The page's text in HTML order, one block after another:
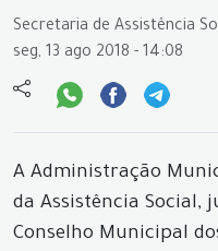
Secretaria de Assistência
seg, 13 ago 2018 - 14:08
A Administração
da Assistência Social,
Conselho Municipal